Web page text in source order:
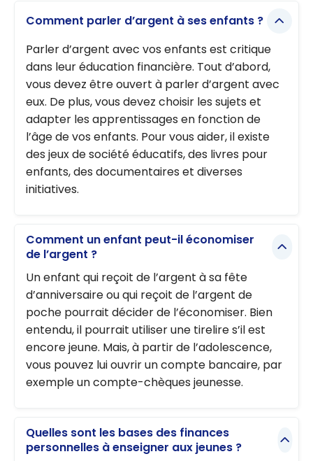
première
crédit pour
étudiants
et jeunes
de 18 ans
et plus
Comment parler d’argent à ses enfants ?
Parler d’argent avec vos enfants est critique
dans leur éducation financière. Tout d’abord,
vous devez être ouvert à parler d’argent avec
eux. De plus, vous devez choisir les sujets et
adapter les apprentissages en fonction de
l’âge de vos enfants. Pour vous aider, il existe
des jeux de société éducatifs, des livres pour
enfants, des documentaires et diverses
initiatives.
Comment un enfant peut-il économiser
de l’argent ?
Un enfant qui reçoit de l’argent à sa fête
d’anniversaire ou qui reçoit de l’argent de
poche pourrait décider de l’économiser. Bien
entendu, il pourrait utiliser une tirelire s’il est
encore jeune. Mais, à partir de l’adolescence,
vous pouvez lui ouvrir un compte bancaire, par
exemple un compte-chèques jeunesse.
Quelles sont les bases des finances
personnelles à enseigner aux jeunes ?